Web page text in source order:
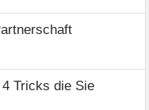
Tricks die Sie